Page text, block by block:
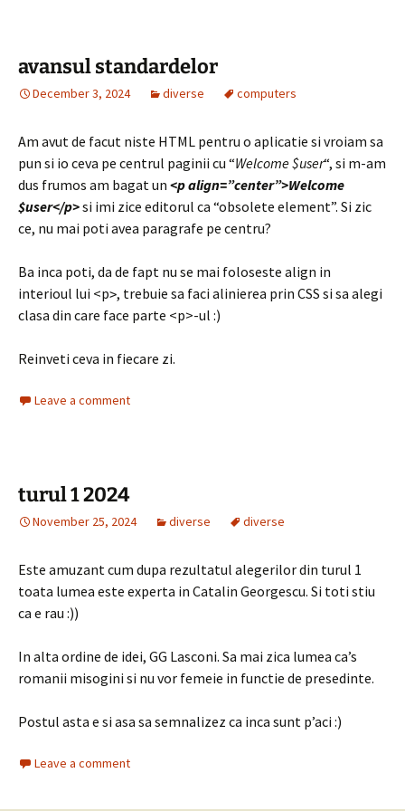
avansul standardelor
December 3, 2024 diverse computers
Am avut de facut niste HTML pentru o aplicatie si vroiam sa
pun si io ceva pe centrul paginii cu “Welcome $user“, si m-am
dus frumos am bagat un <p align=”center”>Welcome
$user</p>si imi zice editorul ca “obsolete element”. Si zic
ce, nu mai poti avea paragrafe pe centru?
Ba inca poti, da de fapt nu se mai foloseste align in
interioul lui <p>, trebuie sa faci alinierea prin CSS si sa alegi
clasa din care face parte <p>-ul :)
Reinveti ceva in fiecare zi.
Leave a comment
turul 1 2024
November 25, 2024 diverse diverse
Este amuzant cum dupa rezultatul alegerilor din turul 1
toata lumea este experta in Catalin Georgescu. Si toti stiu
ca e rau :))
In alta ordine de idei, GG Lasconi. Sa mai zica lumea ca’s
romanii misogini si nu vor femeie in functie de presedinte.
Postul asta e si asa sa semnalizez ca inca sunt p’aci :)
Leave a comment